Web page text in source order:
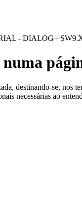
- DIALOG+
destinando-se,
necessárias ao